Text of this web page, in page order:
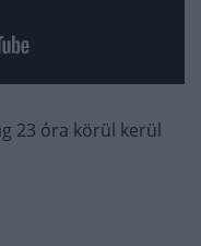
23 óra körül kerül